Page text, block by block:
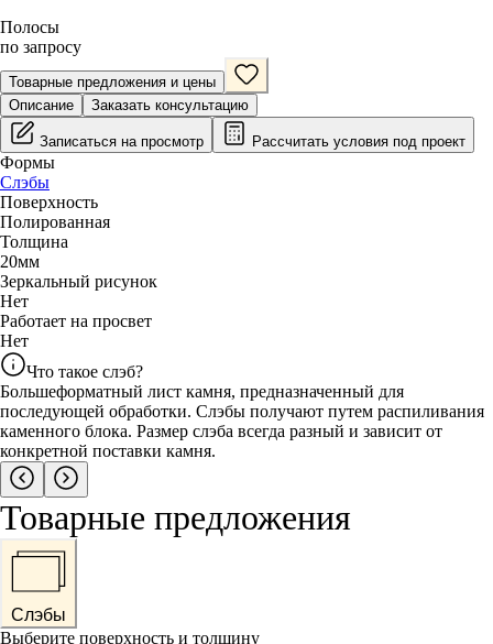
Полосы
по запросу
Товарные предложения и цены
Описание
Заказать консультацию
Записаться на просмотр Рассчитать условия под проект
Формы
Слэбы
Поверхность
Полированная
Толщина
20мм
Зеркальный рисунок
Нет
Работает на просвет
Нет
Что такое слэб?
Большеформатный лист камня, предназначенный для
последующей обработки. Слэбы получают путем распиливания
каменного блока. Размер слэба всегда разный и зависит от
конкретной поставки камня.
Товарные предложения
Слэбы
Выберите поверхность и толщину